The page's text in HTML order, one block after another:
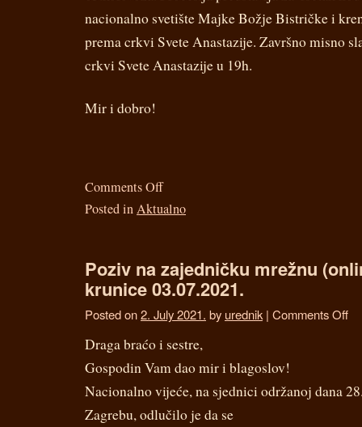
nacionalno svetište Majke Božje Bistričke i
prema crkvi Svete Anastazije. Završno misno
crkvi Svete Anastazije u 19h.
Mir i dobro!
Comments Off
Posted inAktualno
Poziv na zajedničku mrežnu
krunice 03.07.2021.
Posted on2. July 2021. by urednik | Comments Off
Draga braćo i sestre,
Gospodin Vam dao mir i blagoslov!
Nacionalno vijeće, na sjednici održanoj dana
Zagrebu, odlučilo je da se